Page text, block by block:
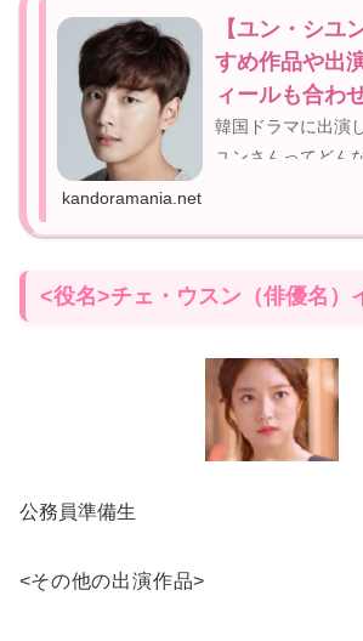
【ユン・シユ
すめ作品や出
ィールも合わ
韓国ドラマに出演
ユンさんってどん
出ているの？今回
る？ユン・シユン
kandoramania.net
<役名>チェ・ウスン（俳優名）
公務員準備生
<その他の出演作品>